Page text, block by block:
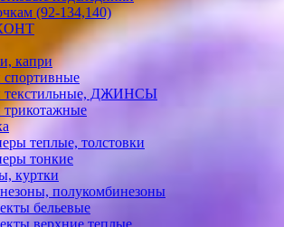
(92-134,140)
капри
текстильные, ДЖИНСЫ
теплые, толстовки
тонкие
куртки
полукомбинезоны
бельевые
верхние теплые